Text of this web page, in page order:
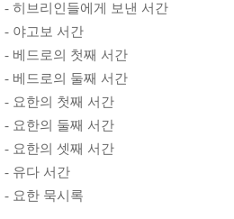
- 히브리인들에게 보낸 서간
- 야고보 서간
- 베드로의 첫째 서간
- 베드로의 둘째 서간
- 요한의 첫째 서간
- 요한의 둘째 서간
- 요한의 셋째 서간
- 유다 서간
- 요한 묵시록